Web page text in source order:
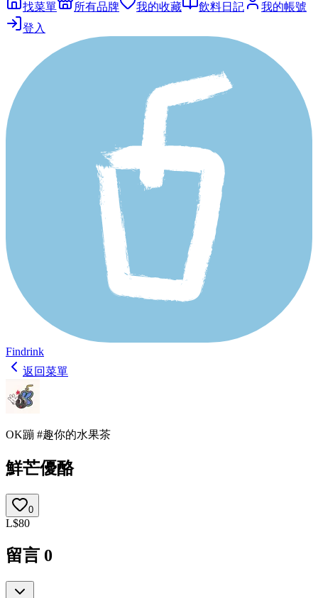
找菜單
所有品牌 我的收藏 飲料日記
我的帳號
登入
Findrink
返回菜單
OK蹦 #趣你的水果茶
鮮芒優酪
0
L$80
留言 0